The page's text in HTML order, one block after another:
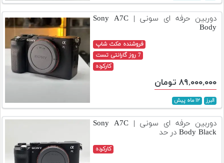
دوربین حرفه ای سونی | Sony A7C
Body
فروشنده مکث شاپ
7 روز گارانتی تست
کارکرده
۸۹,۰۰۰,۰۰۰ تومان
البرز ۱۲ ماه پیش
دوربین حرفه ای سونی | Sony A7C
Body Black در حد
کارکرده